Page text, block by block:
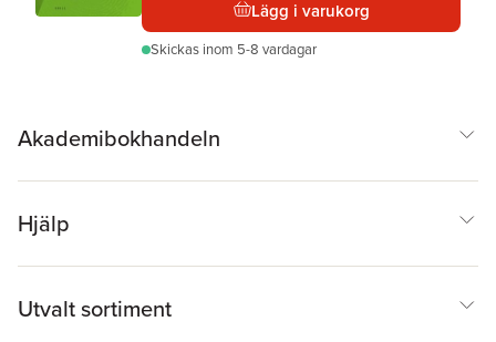
Lägg i varukorg
Skickas inom 5-8 vardagar
Akademibokhandeln
Hjälp
Utvalt sortiment